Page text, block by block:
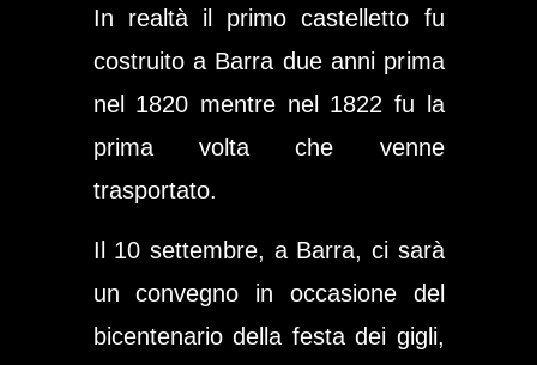
In realtà il primo castelletto fu
costruito a Barra due anni prima
nel 1820 mentre nel 1822 fu la
prima volta che venne
trasportato.
Il 10 settembre, a Barra, ci sarà
un convegno in occasione del
bicentenario della festa dei gigli,